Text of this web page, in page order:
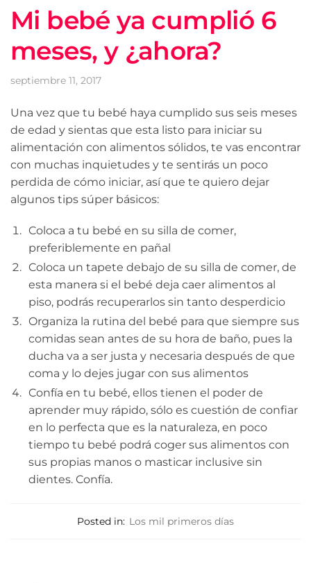
Mi bebé ya cumplió 6
meses, y ¿ahora?
septiembre 11, 2017
Una vez que tu bebé haya cumplido sus seis meses
de edad y sientas que esta listo para iniciar su
alimentación con alimentos sólidos, te vas encontrar
con muchas inquietudes y te sentirás un poco
perdida de cómo iniciar, así que te quiero dejar
algunos tips súper básicos:
Coloca a tu bebé en su silla de comer,
preferiblemente en pañal
Coloca un tapete debajo de su silla de comer, de
esta manera si el bebé deja caer alimentos al
piso, podrás recuperarlos sin tanto desperdicio
Organiza la rutina del bebé para que siempre sus
comidas sean antes de su hora de baño, pues la
ducha va a ser justa y necesaria después de que
coma y lo dejes jugar con sus alimentos
Confía en tu bebé, ellos tienen el poder de
aprender muy rápido, sólo es cuestión de confiar
en lo perfecta que es la naturaleza, en poco
tiempo tu bebé podrá coger sus alimentos con
sus propias manos o masticar inclusive sin
dientes. Confía.
Posted in: Los mil primeros días